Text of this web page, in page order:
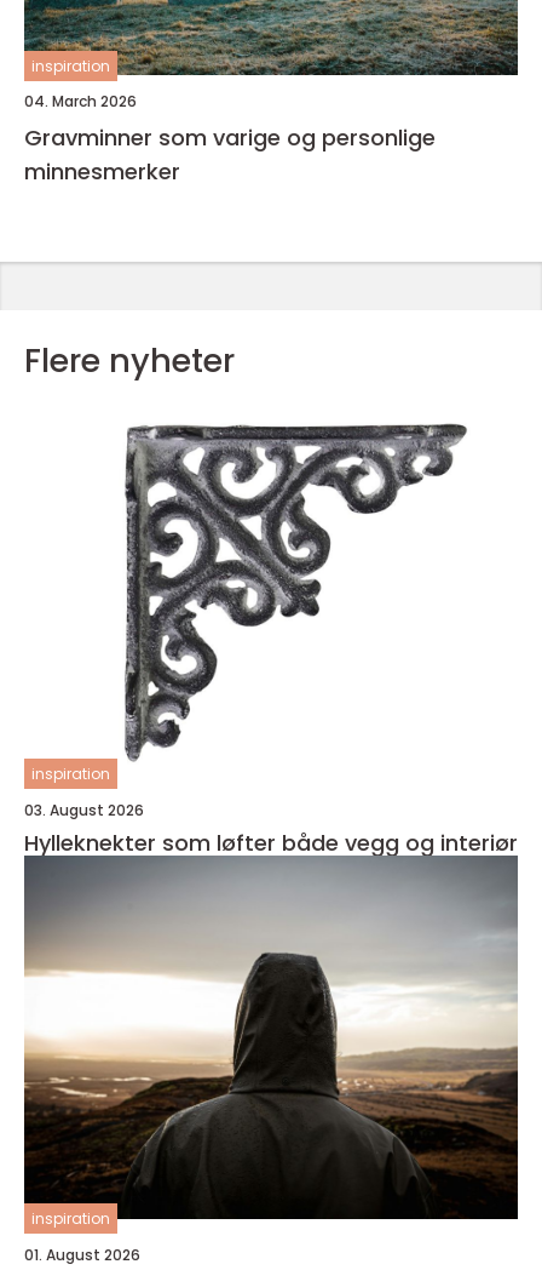
inspiration
04. March 2026
Gravminner som varige og personlige
minnesmerker
Flere nyheter
inspiration
03. August 2026
Hylleknekter som løfter både vegg og interiør
inspiration
01. August 2026